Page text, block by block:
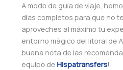
A modo de guía de viaje,
días completos para que no
aproveches al máximo tu
entorno mágico del litoral de
buena nota de las
equipo de Hispatransfers!